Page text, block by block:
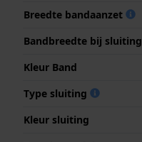
Breedte bandaanzet
Bandbreedte bij sluiting
Kleur Band
Type sluiting
Kleur sluiting